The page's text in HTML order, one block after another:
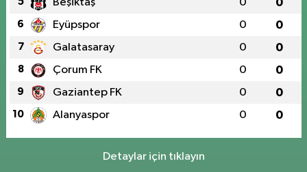
Beşiktaş 0 0
6 Eyüpspor 0 0
7 Galatasaray 0 0
8 Çorum FK 0 0
9 Gaziantep FK 0 0
10 Alanyaspor 0 0
Detaylar için tıklayın